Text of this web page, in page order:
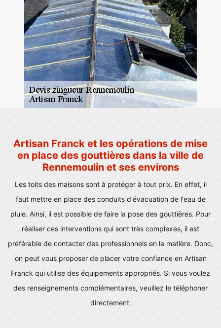
Artisan Franck et les opérations de mise
en place des gouttières dans la ville de
Rennemoulin et ses environs
Les toits des maisons sont à protéger à tout prix. En effet, il
faut mettre en place des conduits d'évacuation de l'eau de
pluie. Ainsi, il est possible de faire la pose des gouttières. Pour
réaliser ces interventions qui sont très complexes, il est
préférable de contacter des professionnels en la matière. Donc,
on peut vous proposer de placer votre confiance en Artisan
Franck qui utilise des équipements appropriés. Si vous voulez
des renseignements complémentaires, veuillez le téléphoner
directement.